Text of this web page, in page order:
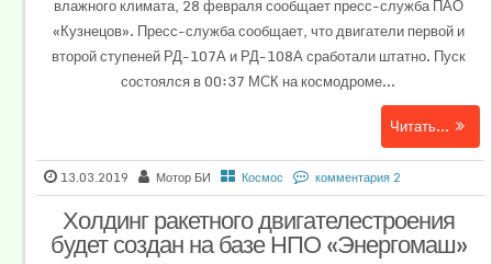
влажного климата, 28 февраля сообщает пресс-служба ПАО
«Кузнецов». Пресс-служба сообщает, что двигатели первой и
второй ступеней РД-107А и РД-108А сработали штатно. Пуск
состоялся в 00:37 МСК на космодроме...
Читать...
13.03.2019 Мотор БИ Космос комментария 2
Холдинг ракетного двигателестроения
будет создан на базе НПО «Энергомаш»